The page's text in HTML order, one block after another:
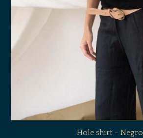
Hole shirt - Negro